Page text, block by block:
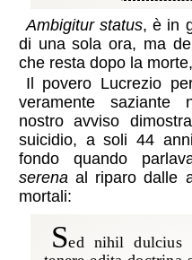
Ambigitur status, è in
di una sola ora, ma
che resta dopo la
Il povero Lucrezio
veramente saziante
nostro avviso
suicidio, a soli 44
fondo quando
serenaal riparo dalle
mortali:
sed nihil dulcius